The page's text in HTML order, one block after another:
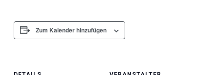
Zum Kalender hinzufügen